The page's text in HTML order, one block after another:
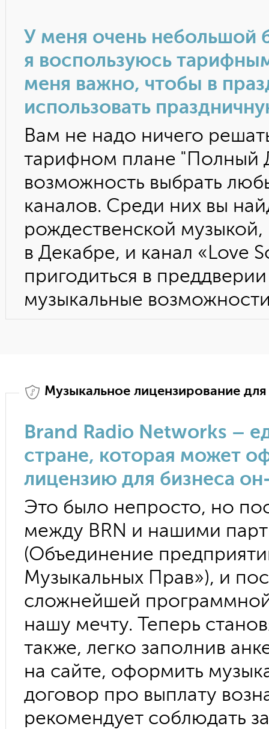
У меня очень небольшой
я воспользуюсь
меня важно, чтобы в
использовать
Вам не надо ничего
тарифном плане "Полный
возможность выбрать
каналов. Среди них вы
рождественской
в Декабре, и канал «Love
пригодиться в
музыкальные
Brand Radio Networks –
стране, которая может
лицензию для бизнеса
Это было непросто, но
между BRN и нашими
(Объединение
Музыкальных Прав»), и
сложнейшей
нашу мечту. Теперь
также, легко заполнив
на сайте, оформить
договор про выплату
рекомендует соблюдать
Музыкальное лицензирование для